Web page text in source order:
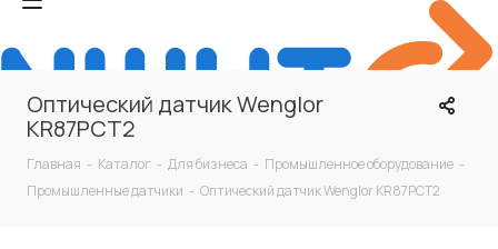
Оптический датчик Wenglor
KR87PCT2
Главная - Каталог - Для бизнеса - Промышленное оборудование -
Промышленные датчики - Оптический датчик Wenglor KR87PCT2